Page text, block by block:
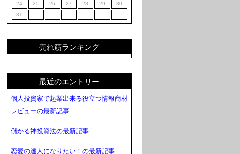
24
25 26 27 28 29
30
31
売れ筋ランキング
最近のエントリー
個人投資家で起業出来る役立つ情報商材
レビューの最新記事
儲かる神投資法の最新記事
恋愛の達人になりたい！の最新記事